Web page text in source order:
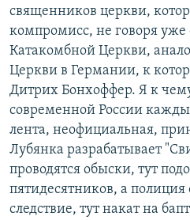
священников церкви,
компромисс, не говоря
Катакомбной Церкви,
Церкви в Германии, к
Дитрих Бонхоффер. Я к
современной России
лента, неофициальная,
Лубянка разрабатывает
проводятся обыски, тут
пятидесятников, а полиция
следствие, тут накат на